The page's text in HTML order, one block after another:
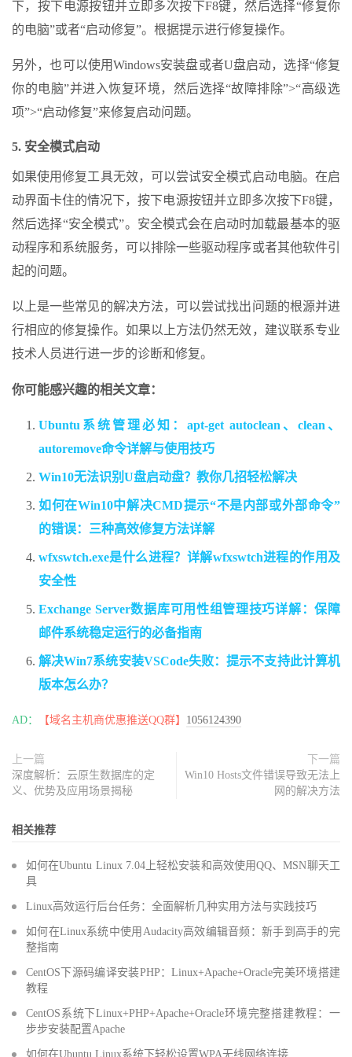
下，按下电源按钮并立即多次按下F8键，然后选择“修复你
的电脑”或者“启动修复”。根据提示进行修复操作。
另外，也可以使用Windows安装盘或者U盘启动，选择“修复
你的电脑”并进入恢复环境，然后选择“故障排除”>“高级选
项”>“启动修复”来修复启动问题。
5. 安全模式启动
如果使用修复工具无效，可以尝试安全模式启动电脑。在启
动界面卡住的情况下，按下电源按钮并立即多次按下F8键，
然后选择“安全模式”。安全模式会在启动时加载最基本的驱
动程序和系统服务，可以排除一些驱动程序或者其他软件引
起的问题。
以上是一些常见的解决方法，可以尝试找出问题的根源并进
行相应的修复操作。如果以上方法仍然无效，建议联系专业
技术人员进行进一步的诊断和修复。
你可能感兴趣的相关文章：
Ubuntu系统管理必知：apt-get autoclean、clean、
autoremove命令详解与使用技巧
Win10无法识别U盘启动盘？教你几招轻松解决
如何在Win10中解决CMD提示“不是内部或外部命令”
的错误：三种高效修复方法详解
wfxswtch.exe是什么进程？详解wfxswtch进程的作用及
安全性
Exchange Server数据库可用性组管理技巧详解：保障
邮件系统稳定运行的必备指南
解决Win7系统安装VSCode失败：提示不支持此计算机
版本怎么办？
AD： 【域名主机商优惠推送QQ群】 1056124390
上一篇
深度解析：云原生数据库的定
义、优势及应用场景揭秘
下一篇
Win10 Hosts文件错误导致无法上
网的解决方法
相关推荐
如何在Ubuntu Linux 7.04上轻松安装和高效使用QQ、MSN聊天工
具
Linux高效运行后台任务：全面解析几种实用方法与实践技巧
如何在Linux系统中使用Audacity高效编辑音频：新手到高手的完
整指南
CentOS下源码编译安装PHP：Linux+Apache+Oracle完美环境搭建
教程
CentOS系统下Linux+PHP+Apache+Oracle环境完整搭建教程：一
步步安装配置Apache
如何在Ubuntu Linux系统下轻松设置WPA无线网络连接